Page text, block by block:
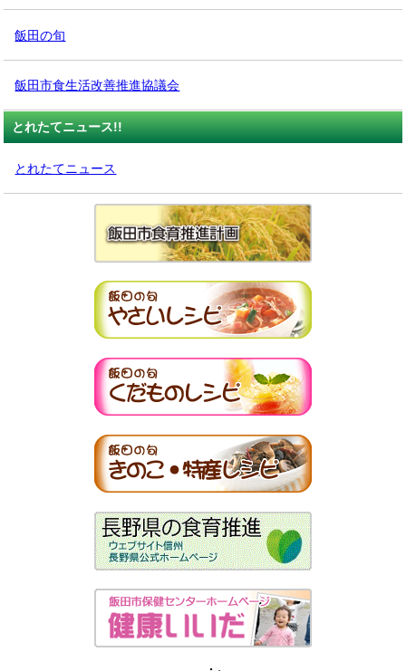
飯田の旬
飯田市食生活改善推進協議会
とれたてニュース!!
とれたてニュース